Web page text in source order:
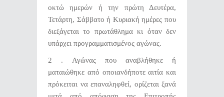
οκτώ ημερών ή την πρώτη Δευτέρα,
Τετάρτη, Σάββατο ή Κυριακή ημέρες που
διεξάγεται το πρωτάθλημα κι όταν δεν
υπάρχει προγραμματισμένος αγώνας.
2 .
Αγώνας που αναβλήθηκε ή
ματαιώθηκε από οποιανδήποτε αιτία και
πρόκειται να επαναληφθεί, ορίζεται ξανά